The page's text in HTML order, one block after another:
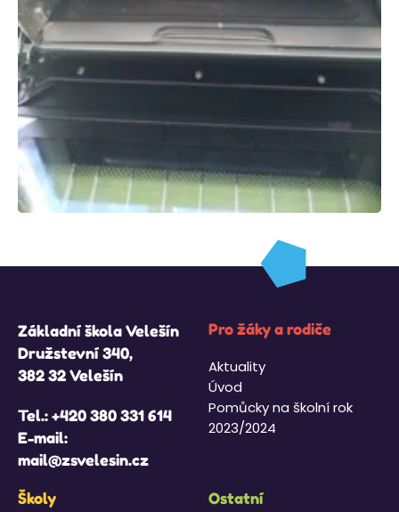
Základní škola Velešín
Družstevní 340,
382 32 Velešín
Tel.:+420 380 331 614
E-mail:
mail@zsvelesin.cz
Pro žáky a rodiče
Aktuality
Úvod
Pomůcky na školní rok
2023/2024
Školy Ostatní